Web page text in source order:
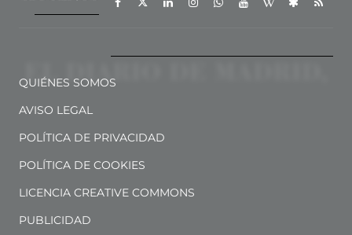
QUIÉNES SOMOS
AVISO LEGAL
POLÍTICA DE PRIVACIDAD
POLÍTICA DE COOKIES
LICENCIA CREATIVE COMMONS
PUBLICIDAD